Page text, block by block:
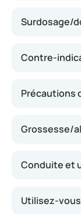
Surdosage/
Contre-
Précautions
Grossesse/
Conduite et
Utilisez-